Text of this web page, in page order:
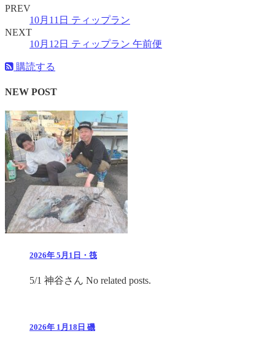
PREV
10月11日 ティップラン
NEXT
10月12日 ティップラン 午前便
購読する
NEW POST
2026年 5月1日・筏
5/1 神谷さん No related posts.
2026年 1月18日 磯